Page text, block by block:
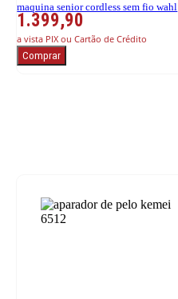
maquina senior cordless sem fio wahl
1.399,90
a vista PIX ou Cartão de Crédito
Comprar